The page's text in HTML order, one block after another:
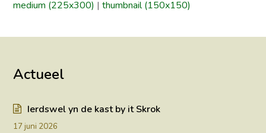
medium (225x300) |thumbnail (150x150)
Actueel
Ierdswel yn de kast by it Skrok
17 juni 2026